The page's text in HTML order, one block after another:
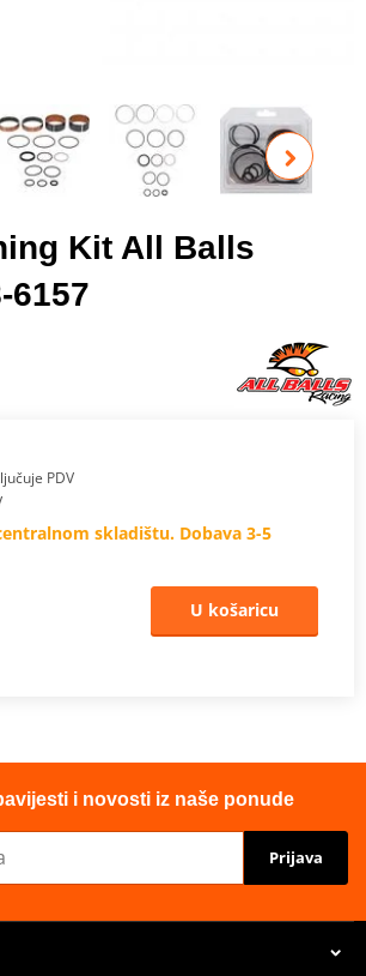
Kit All Balls
6157
PDV
skladištu. Dobava 3-5
U košaricu
i novosti iz naše ponude
Prijava